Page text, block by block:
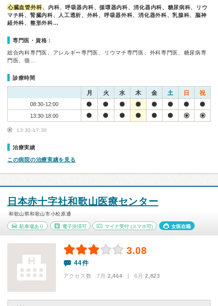
心臓血管外科、内科、呼吸器内科、循環器内科、消化器内科、糖尿病科、リウ
マチ科、腎臓内科、人工透析、外科、呼吸器外科、消化器外科、乳腺科、脳神
経外科、整形外科…
専門医・資格：
総合内科専門医、アレルギー専門医、リウマチ専門医、外科専門医、糖尿病専
門医、循…
診療時間
月 火 水 木 金 土 日 祝
08:30-12:00
13:30-18:00
13:30-17:30
治療実績
この病院の治療実績を見る
日本赤十字社和歌山医療センター
和歌山県和歌山市小松原通
駐車場あり 電子決済可 マイナ受付 (スマホ可) 女医在籍
3.08
44件
アクセス数 7月:2,464 | 6月:2,823